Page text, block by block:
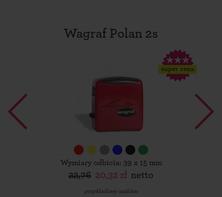
Wagraf Polan 2s
super cena
Wymiary odbicia: 39 x 15 mm
22,76 20,32 zł netto
przykładowy szablon